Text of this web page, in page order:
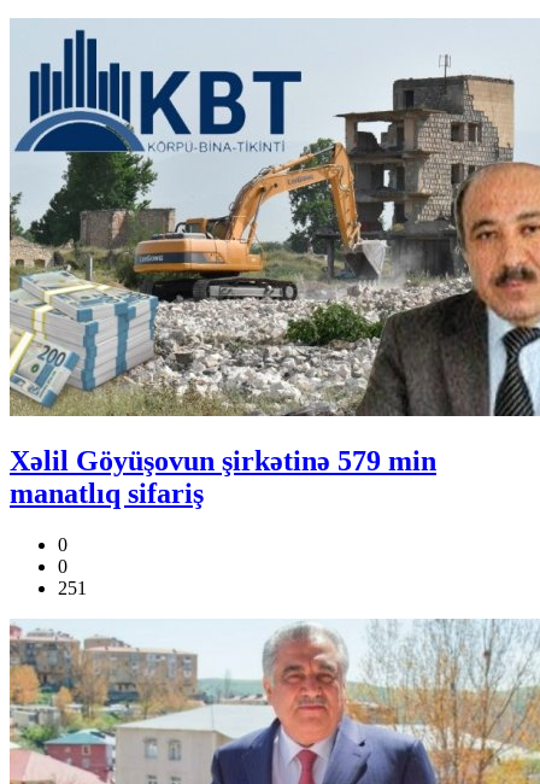
Xəlil Göyüşovun şirkətinə 579 min
manatlıq sifariş
0
0
251